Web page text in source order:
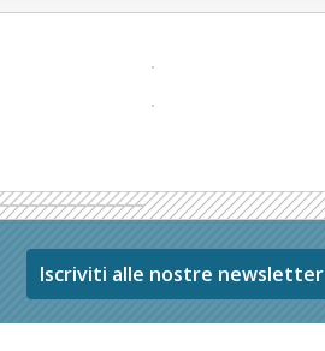
Iscriviti alle nostre newsletter